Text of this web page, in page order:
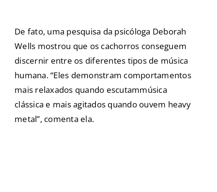
De fato, uma pesquisa da psicóloga Deborah
Wells mostrou que os cachorros conseguem
discernir entre os diferentes tipos de música
humana. “Eles demonstram comportamentos
mais relaxados quando escutammúsica
clássica e mais agitados quando ouvem heavy
metal”, comenta ela.